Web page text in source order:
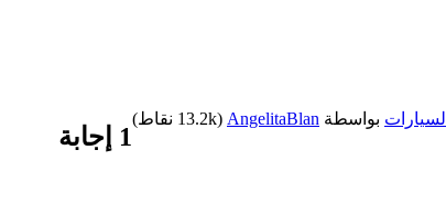
بواسطة AngelitaBlan
(
13.2k نقاط)
1 إجابة